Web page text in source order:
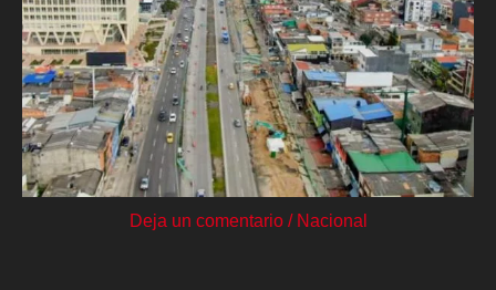
Deja un comentario / Nacional